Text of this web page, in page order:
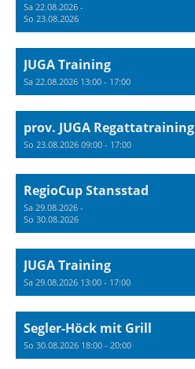
Sa 22.08.2026 -
So 23.08.2026
JUGA Training
Sa 22.08.2026 13:00 - 17:00
prov. JUGA Regattatraining
So 23.08.2026 09:00 - 17:00
RegioCup Stansstad
Sa 29.08.2026 -
So 30.08.2026
JUGA Training
Sa 29.08.2026 13:00 - 17:00
Segler-Höck mit Grill
So 30.08.2026 18:00 - 20:00